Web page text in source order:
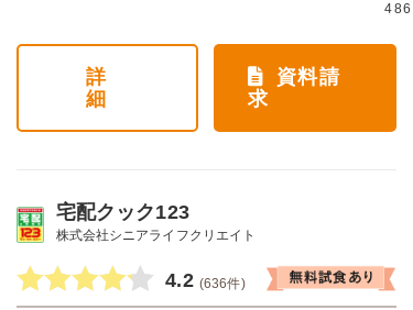
詳
細
資料請
求
宅配クック123
株式会社シニアライフクリエイト
4.2 (636件)